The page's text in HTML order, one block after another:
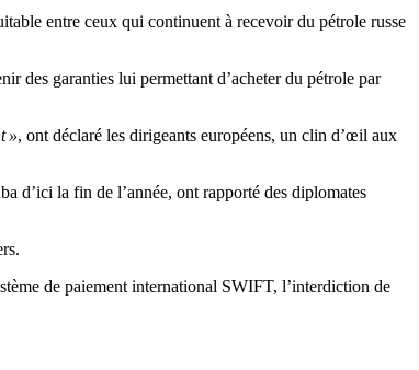
entre ceux qui continuent à recevoir du pétrole russe
des garanties lui permettant d’acheter du pétrole par
», ont déclaré les dirigeants européens, un clin d’œil aux
d’ici la fin de l’année, ont rapporté des diplomates
de paiement international SWIFT, l’interdiction de